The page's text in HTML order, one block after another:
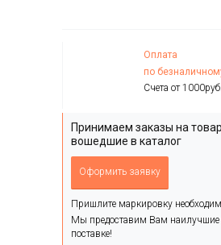
Оплата
по
Счета от 1000руб.
Принимаем заказы на
вошедшие в каталог
Оформить заявку
Пришлите маркировку
Мы предоставим Вам наилучшие
поставке!